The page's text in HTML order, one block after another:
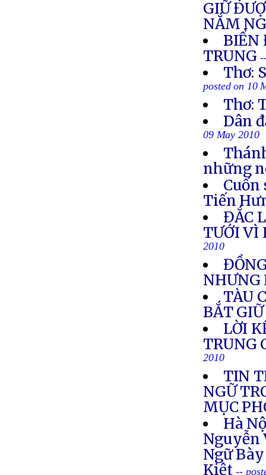
GIỮ
NẮM
BIỂN
TRUNG
Thơ:
posted on 10
Thơ:
Dân
09 May 2010
những
Cuốn
Tiến
ĐẮC
TƯỚI VÌ
2010
NHƯNG
TÀU
BẮT GIỮ
LỜI
TRUNG
2010
TIN
NGỮ
MỤC
Hà
Nguyễn
Ngữ
Kiệt--